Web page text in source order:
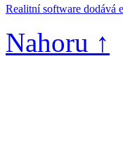
Realitní software dodává
Nahoru ↑